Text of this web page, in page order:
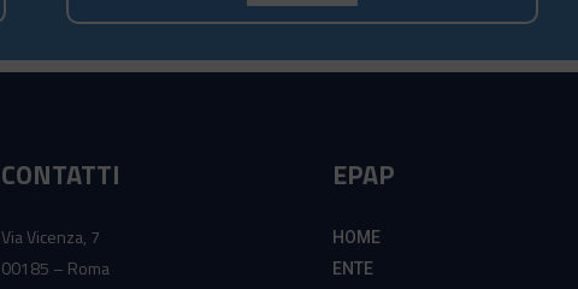
CONTATTI
Via Vicenza, 7
00185 – Roma
EPAP
HOME
ENTE